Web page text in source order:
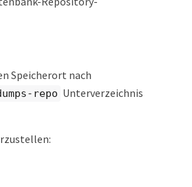
Speicherort nach
repo Unterverzeichnis